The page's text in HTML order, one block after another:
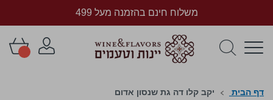
משלוח חינם בהזמנה מעל 499
דף הבית יקב קלו דה גת שנסון אדום